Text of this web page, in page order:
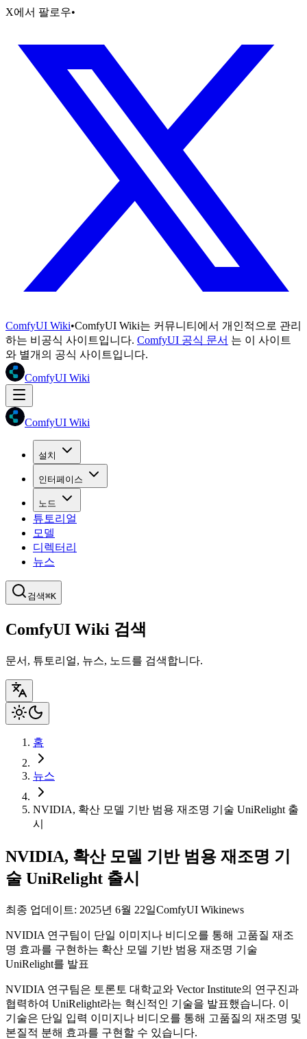
X에서 팔로우•
ComfyUI Wiki•ComfyUI Wiki는 커뮤니티에서 개인적으로 관리
하는 비공식 사이트입니다. ComfyUI 공식 문서 는 이 사이트
와 별개의 공식 사이트입니다.
ComfyUI Wiki
ComfyUI Wiki
설치
인터페이스
노드
튜토리얼
모델
디렉터리
뉴스
검색⌘K
ComfyUI Wiki 검색
문서, 튜토리얼, 뉴스, 노드를 검색합니다.
홈
뉴스
NVIDIA, 확산 모델 기반 범용 재조명 기술 UniRelight 출
시
NVIDIA, 확산 모델 기반 범용 재조명 기
술 UniRelight 출시
최종 업데이트: 2025년 6월 22일ComfyUI Wikinews
NVIDIA 연구팀이 단일 이미지나 비디오를 통해 고품질 재조
명 효과를 구현하는 확산 모델 기반 범용 재조명 기술
UniRelight를 발표
NVIDIA 연구팀은 토론토 대학교와 Vector Institute의 연구진과
협력하여 UniRelight라는 혁신적인 기술을 발표했습니다. 이
기술은 단일 입력 이미지나 비디오를 통해 고품질의 재조명 및
본질적 분해 효과를 구현할 수 있습니다.